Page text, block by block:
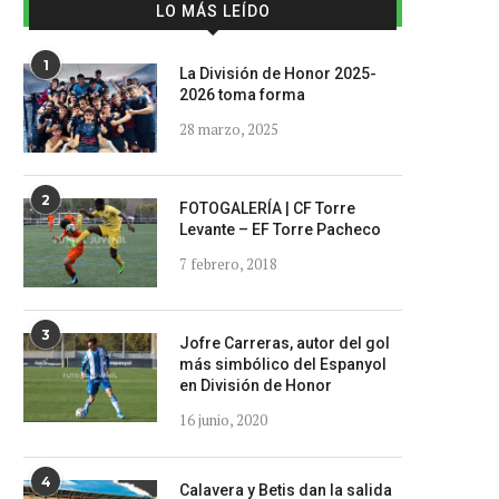
LO MÁS LEÍDO
1
La División de Honor 2025-
2026 toma forma
28 marzo, 2025
2
FOTOGALERÍA | CF Torre
Levante – EF Torre Pacheco
7 febrero, 2018
3
Jofre Carreras, autor del gol
más simbólico del Espanyol
en División de Honor
16 junio, 2020
4 Calavera y Betis dan la salida